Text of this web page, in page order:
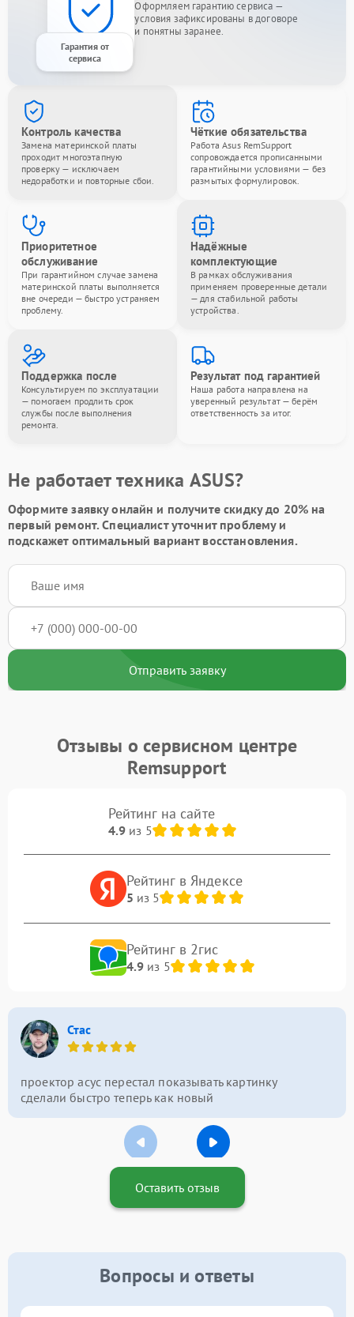
Гарантия от
сервиса
Оформляем гарантию сервиса —
условия зафиксированы в договоре
и понятны заранее.
Контроль качества
Замена материнской платы
проходит многоэтапную
проверку — исключаем
недоработки и повторные сбои.
Чёткие обязательства
Работа Asus RemSupport
сопровождается прописанными
гарантийными условиями — без
размытых формулировок.
Приоритетное
обслуживание
При гарантийном случае замена
материнской платы выполняется
вне очереди — быстро устраняем
проблему.
Надёжные
комплектующие
В рамках обслуживания
применяем проверенные детали
— для стабильной работы
устройства.
Поддержка после
Консультируем по эксплуатации
— помогаем продлить срок
службы после выполнения
ремонта.
Результат под гарантией
Наша работа направлена на
уверенный результат — берём
ответственность за итог.
Не работает техника ASUS?
Оформите заявку онлайн и получитескидку до 20% на
первый ремонт. Специалист уточнит проблему и
подскажет оптимальный вариант восстановления.
Отправить заявку
Отзывы о сервисном центре
Remsupport
Рейтинг на сайте
4.9из 5
Рейтинг в Яндексе
5 из 5
Рейтинг в 2гис
4.9из 5
Стас
проектор асус перестал показывать картинку
сделали быстро теперь как новый
Оставить отзыв
Вопросы и ответы